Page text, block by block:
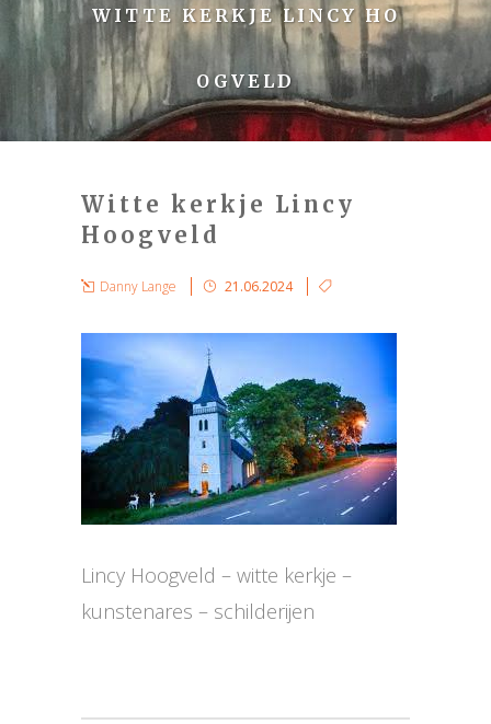
WITTE KERKJE LINCY HO
OGVELD
Witte kerkje Lincy
Hoogveld
Danny Lange 21.06.2024
Lincy Hoogveld – witte kerkje –
kunstenares – schilderijen